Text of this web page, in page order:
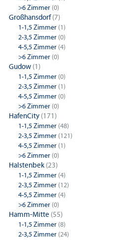
>6 Zimmer (0)
Großhansdorf(7)
1-1,5 Zimmer (1)
2-3,5 Zimmer (0)
4-5,5 Zimmer (4)
>6 Zimmer (0)
Gudow (1)
1-1,5 Zimmer (0)
2-3,5 Zimmer (1)
4-5,5 Zimmer (0)
>6 Zimmer (0)
HafenCity (171)
1-1,5 Zimmer (48)
2-3,5 Zimmer (121)
4-5,5 Zimmer (1)
>6 Zimmer (0)
Halstenbek (23)
1-1,5 Zimmer (4)
2-3,5 Zimmer (12)
4-5,5 Zimmer (4)
>6 Zimmer (0)
Hamm-Mitte (55)
1-1,5 Zimmer (8)
2-3,5 Zimmer (24)